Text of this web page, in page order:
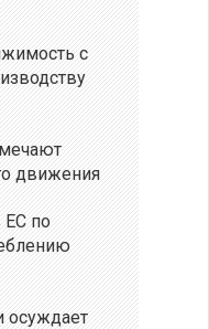
с
движения
ЕС по
осуждает